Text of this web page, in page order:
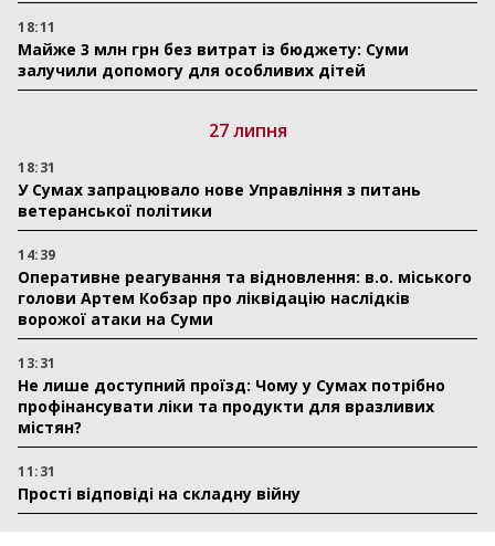
18:11
Майже 3 млн грн без витрат із бюджету: Суми
залучили допомогу для особливих дітей
27 липня
18:31
У Сумах запрацювало нове Управління з питань
ветеранської політики
14:39
Оперативне реагування та відновлення: в.о. міського
голови Артем Кобзар про ліквідацію наслідків
ворожої атаки на Суми
13:31
Не лише доступний проїзд: Чому у Сумах потрібно
профінансувати ліки та продукти для вразливих
містян?
11:31
Прості відповіді на складну війну